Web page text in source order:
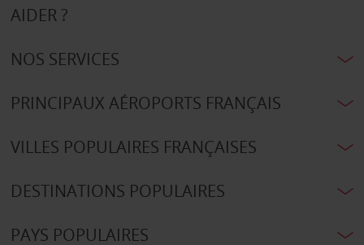
AIDER ?
NOS SERVICES
PRINCIPAUX AÉROPORTS FRANÇAIS
VILLES POPULAIRES FRANÇAISES
DESTINATIONS POPULAIRES
PAYS POPULAIRES